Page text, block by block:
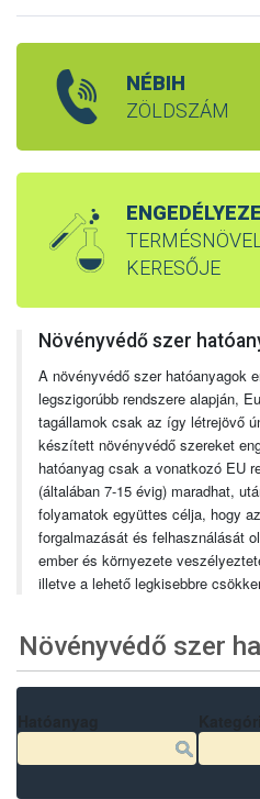
NÉBIH
ZÖLDSZÁM
KERESŐJE
Növényvédő szer
A növényvédő szer hatóanyagok
legszigorúbb rendszere alapján,
tagállamok csak az így létrejövő
készített növényvédő szereket
hatóanyag csak a vonatkozó EU
(általában 7-15 évig) maradhat,
folyamatok együttes célja, hogy
forgalmazását és felhasználását
ember és környezete
illetve a lehető legkisebbre
Növényvédő szer